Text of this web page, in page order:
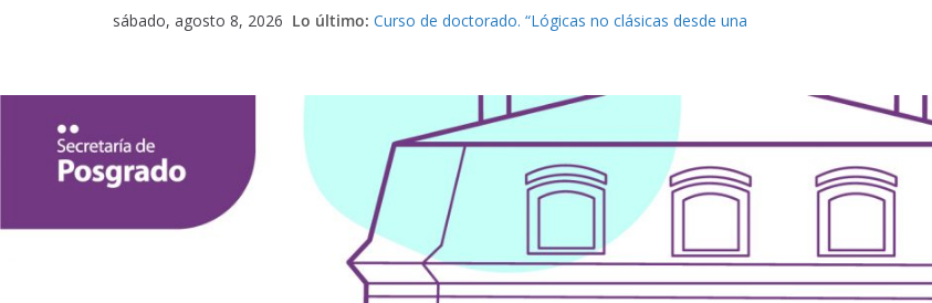
sábado, agosto 8, 2026 Lo último: Curso de doctorado. “Lógicas no clásicas desde una
Curso de posgrado. Inglés. “Nivel 1”
Curso de doctorado “Mirar, juzgar, sentir”
Defensas de Tesis y Trabajos Finales | Agosto 2026